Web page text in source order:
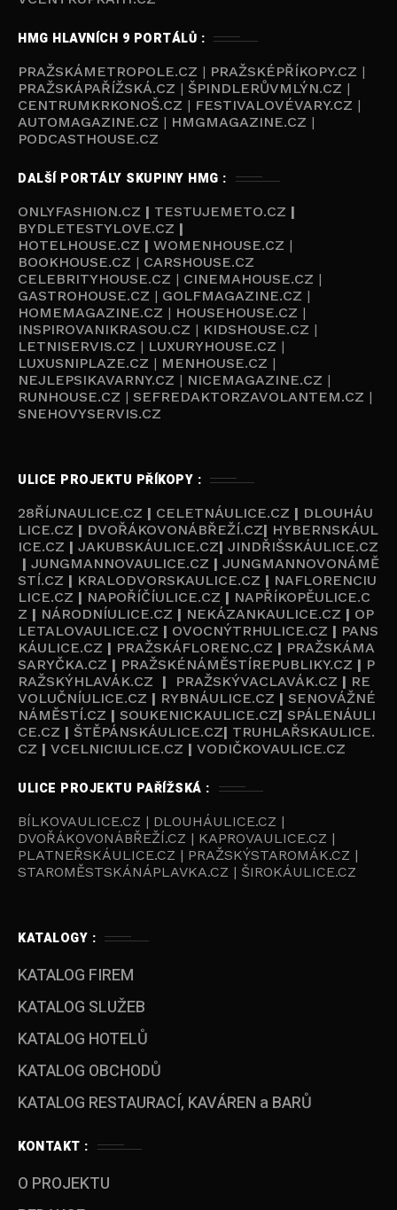
HMG HLAVNÍCH 9 PORTÁLŮ :
PRAŽSKÁMETROPOLE.CZ | PRAŽSKÉPŘÍKOPY.CZ |
PRAŽSKÁPAŘÍŽSKÁ.CZ | ŠPINDLERŮVMLÝN.CZ |
CENTRUMKRKONOŠ.CZ | FESTIVALOVÉVARY.CZ |
AUTOMAGAZINE.CZ | HMGMAGAZINE.CZ |
PODCASTHOUSE.CZ
DALŠÍ PORTÁLY SKUPINY HMG :
ONLYFASHION.CZ | TESTUJEMETO.CZ |
BYDLETESTYLOVE.CZ |
HOTELHOUSE.CZ | WOMENHOUSE.CZ |
BOOKHOUSE.CZ | CARSHOUSE.CZ
CELEBRITYHOUSE.CZ | CINEMAHOUSE.CZ |
GASTROHOUSE.CZ | GOLFMAGAZINE.CZ |
HOMEMAGAZINE.CZ | HOUSEHOUSE.CZ |
INSPIROVANIKRASOU.CZ | KIDSHOUSE.CZ |
LETNISERVIS.CZ | LUXURYHOUSE.CZ |
LUXUSNIPLAZE.CZ | MENHOUSE.CZ |
NEJLEPSIKAVARNY.CZ | NICEMAGAZINE.CZ |
RUNHOUSE.CZ | SEFREDAKTORZAVOLANTEM.CZ |
SNEHOVYSERVIS.CZ
ULICE PROJEKTU PŘÍKOPY :
28ŘÍJNAULICE.CZ | CELETNÁULICE.CZ | DLOUHÁU
LICE.CZ | DVOŘÁKOVONÁBŘEŽÍ.CZ| HYBERNSKÁUL
ICE.CZ | JAKUBSKÁULICE.CZ| JINDŘIŠSKÁULICE.CZ
| JUNGMANNOVAULICE.CZ | JUNGMANNOVONÁMĚ
STÍ.CZ | KRALODVORSKAULICE.CZ | NAFLORENCIU
LICE.CZ | NAPOŘÍČÍULICE.CZ | NAPŘÍKOPĚULICE.C
Z | NÁRODNÍULICE.CZ | NEKÁZANKAULICE.CZ | OP
LETALOVAULICE.CZ | OVOCNÝTRHULICE.CZ | PANS
KÁULICE.CZ | PRAŽSKÁFLORENC.CZ | PRAŽSKÁMA
SARYČKA.CZ | PRAŽSKÉNÁMĚSTÍREPUBLIKY.CZ | P
RAŽSKÝHLAVÁK.CZ
| PRAŽSKÝVACLAVÁK.CZ | RE
VOLUČNÍULICE.CZ | RYBNÁULICE.CZ | SENOVÁŽNÉ
NÁMĚSTÍ.CZ | SOUKENICKAULICE.CZ| SPÁLENÁULI
CE.CZ | ŠTĚPÁNSKÁULICE.CZ| TRUHLAŘSKAULICE.
CZ | VCELNICIULICE.CZ | VODIČKOVAULICE.CZ
ULICE PROJEKTU PAŘÍŽSKÁ :
BÍLKOVAULICE.CZ | DLOUHÁULICE.CZ |
DVOŘÁKOVONÁBŘEŽÍ.CZ | KAPROVAULICE.CZ |
PLATNEŘSKÁULICE.CZ | PRAŽSKÝSTAROMÁK.CZ |
STAROMĚSTSKÁNÁPLAVKA.CZ | ŠIROKÁULICE.CZ
KATALOGY :
KATALOG FIREM
KATALOG SLUŽEB
KATALOG HOTELŮ
KATALOG OBCHODŮ
KATALOG RESTAURACÍ, KAVÁREN a BARŮ
KONTAKT :
O PROJEKTU